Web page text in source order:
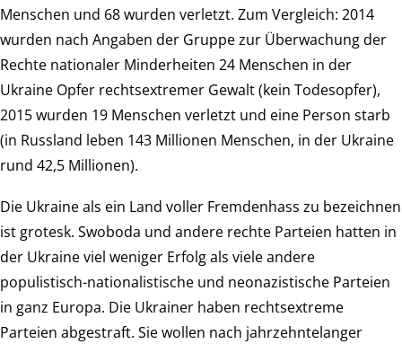
Menschen und 68 wurden verletzt. Zum Vergleich: 2014
wurden nach Angaben der Gruppe zur Überwachung der
Rechte nationaler Minderheiten 24 Menschen in der
Ukraine Opfer rechtsextremer Gewalt (kein Todesopfer),
2015 wurden 19 Menschen verletzt und eine Person starb
(in Russland leben 143 Millionen Menschen, in der Ukraine
rund 42,5 Millionen).
Die Ukraine als ein Land voller Fremdenhass zu bezeichnen
ist grotesk. Swoboda und andere rechte Parteien hatten in
der Ukraine viel weniger Erfolg als viele andere
populistisch-nationalistische und neonazistische Parteien
in ganz Europa. Die Ukrainer haben rechtsextreme
Parteien abgestraft. Sie wollen nach jahrzehntelanger